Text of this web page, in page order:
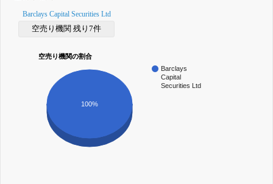
Barclays Capital Securities Ltd
空売り機関 残り7件
空売り機関の割合
Barclays
Capital
Securities Ltd
100%